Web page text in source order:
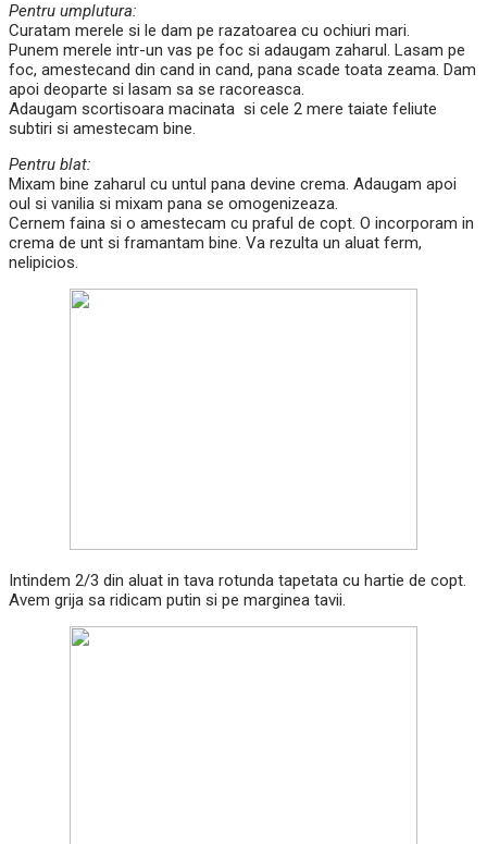
Pentru umplutura:
Curatam merele si le dam pe razatoarea cu ochiuri mari.
Punem merele intr-un vas pe foc si adaugam zaharul. Lasam pe
foc, amestecand din cand in cand, pana scade toata zeama. Dam
apoi deoparte si lasam sa se racoreasca.
Adaugam scortisoara macinata si cele 2 mere taiate feliute
subtiri si amestecam bine.
Pentru blat:
Mixam bine zaharul cu untul pana devine crema. Adaugam apoi
oul si vanilia si mixam pana se omogenizeaza.
Cernem faina si o amestecam cu praful de copt. O incorporam in
crema de unt si framantam bine. Va rezulta un aluat ferm,
nelipicios.
Intindem 2/3 din aluat in tava rotunda tapetata cu hartie de copt.
Avem grija sa ridicam putin si pe marginea tavii.